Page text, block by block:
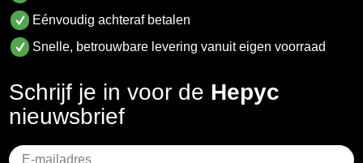
Eénvoudig achteraf betalen
Snelle, betrouwbare levering vanuit eigen voorraad
Schrijf je in voor de Hepyc
nieuwsbrief
Geen